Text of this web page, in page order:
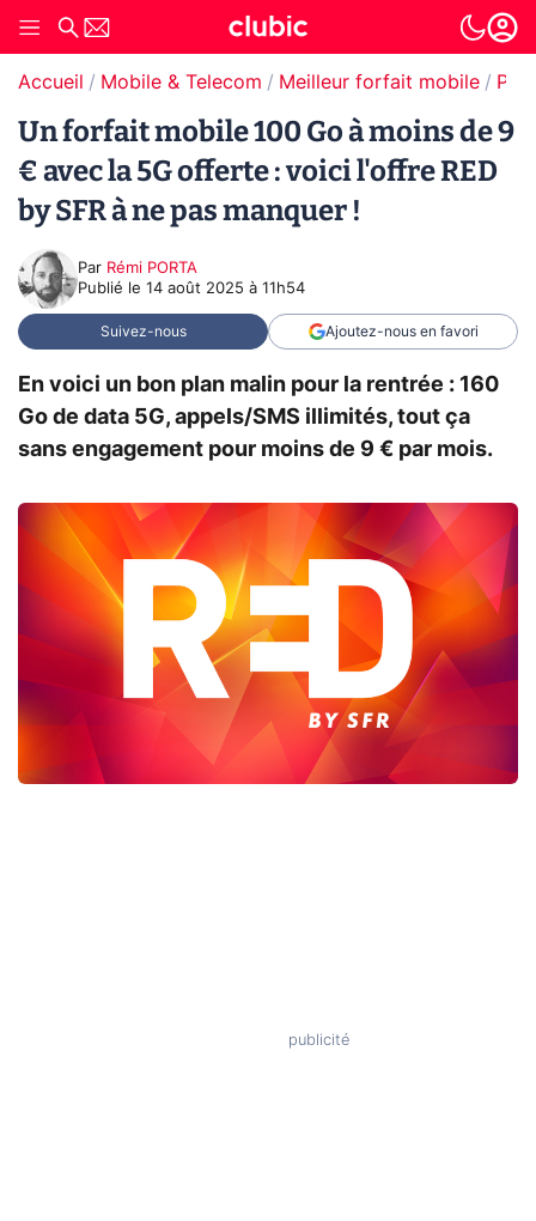
Accueil Mobile & Telecom Meilleur forfait mobile
Un forfait mobile 100 Go à moins de 9
€ avec la 5G offerte : voici l'offre RED
by SFR à ne pas manquer !
Par Rémi PORTA
Publié le 14 août 2025 à 11h54
Suivez-nous Ajoutez-nous en favori
En voici un bon plan malin pour la rentrée : 160
Go de data 5G, appels/SMS illimités, tout ça
sans engagement pour moins de 9 € par mois.